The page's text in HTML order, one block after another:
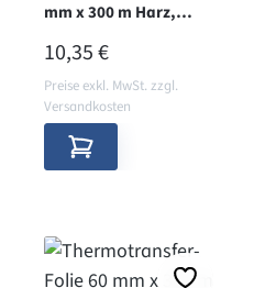
mm x 300 m Harz,
aussen
REGULÄRER PREIS:
10,35 €
Preise exkl. MwSt. zzgl.
Versandkosten